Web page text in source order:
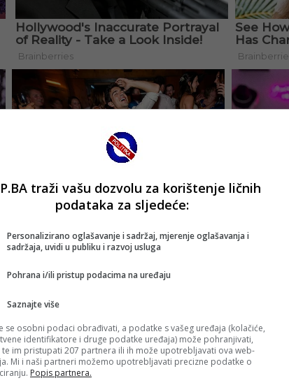
traži vašu dozvolu za korištenje ličnih
podataka za sljedeće:
Personalizirano oglašavanje i sadržaj, mjerenje oglašavanja i
sadržaja, uvidi u publiku i razvoj usluga
Pohrana i/ili pristup podacima na uređaju
Saznajte više
se osobni podaci obrađivati, a podatke s vašeg uređaja (kolačiće,
identifikatore i druge podatke uređaja) može pohranjivati,
im pristupati 207 partnera ili ih može upotrebljavati ova web-
Mi i naši partneri možemo upotrebljavati precizne podatke o
Popis partnera.